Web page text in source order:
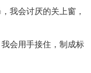
我会讨厌的关上窗，
会用手接住，制成标